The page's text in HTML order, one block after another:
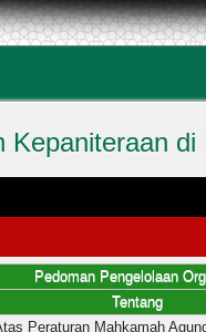
Kepaniteraan
02:26
Peraturan Mahkamah